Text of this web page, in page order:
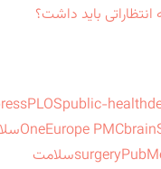
انتظاراتی باید داشت؟
PLOSpublic-health
OneEurope PMCbrain
surgeryسلامت